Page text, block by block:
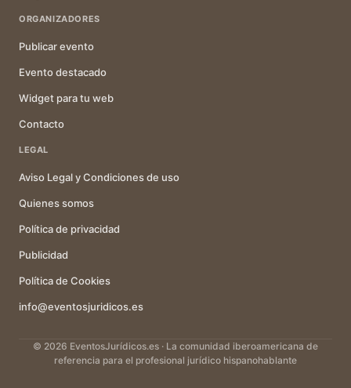
ORGANIZADORES
Publicar evento
Evento destacado
Widget para tu web
Contacto
LEGAL
Aviso Legal y Condiciones de uso
Quienes somos
Política de privacidad
Publicidad
Política de Cookies
info@eventosjuridicos.es
© 2026 EventosJurídicos.es · La comunidad iberoamericana de
referencia para el profesional jurídico hispanohablante